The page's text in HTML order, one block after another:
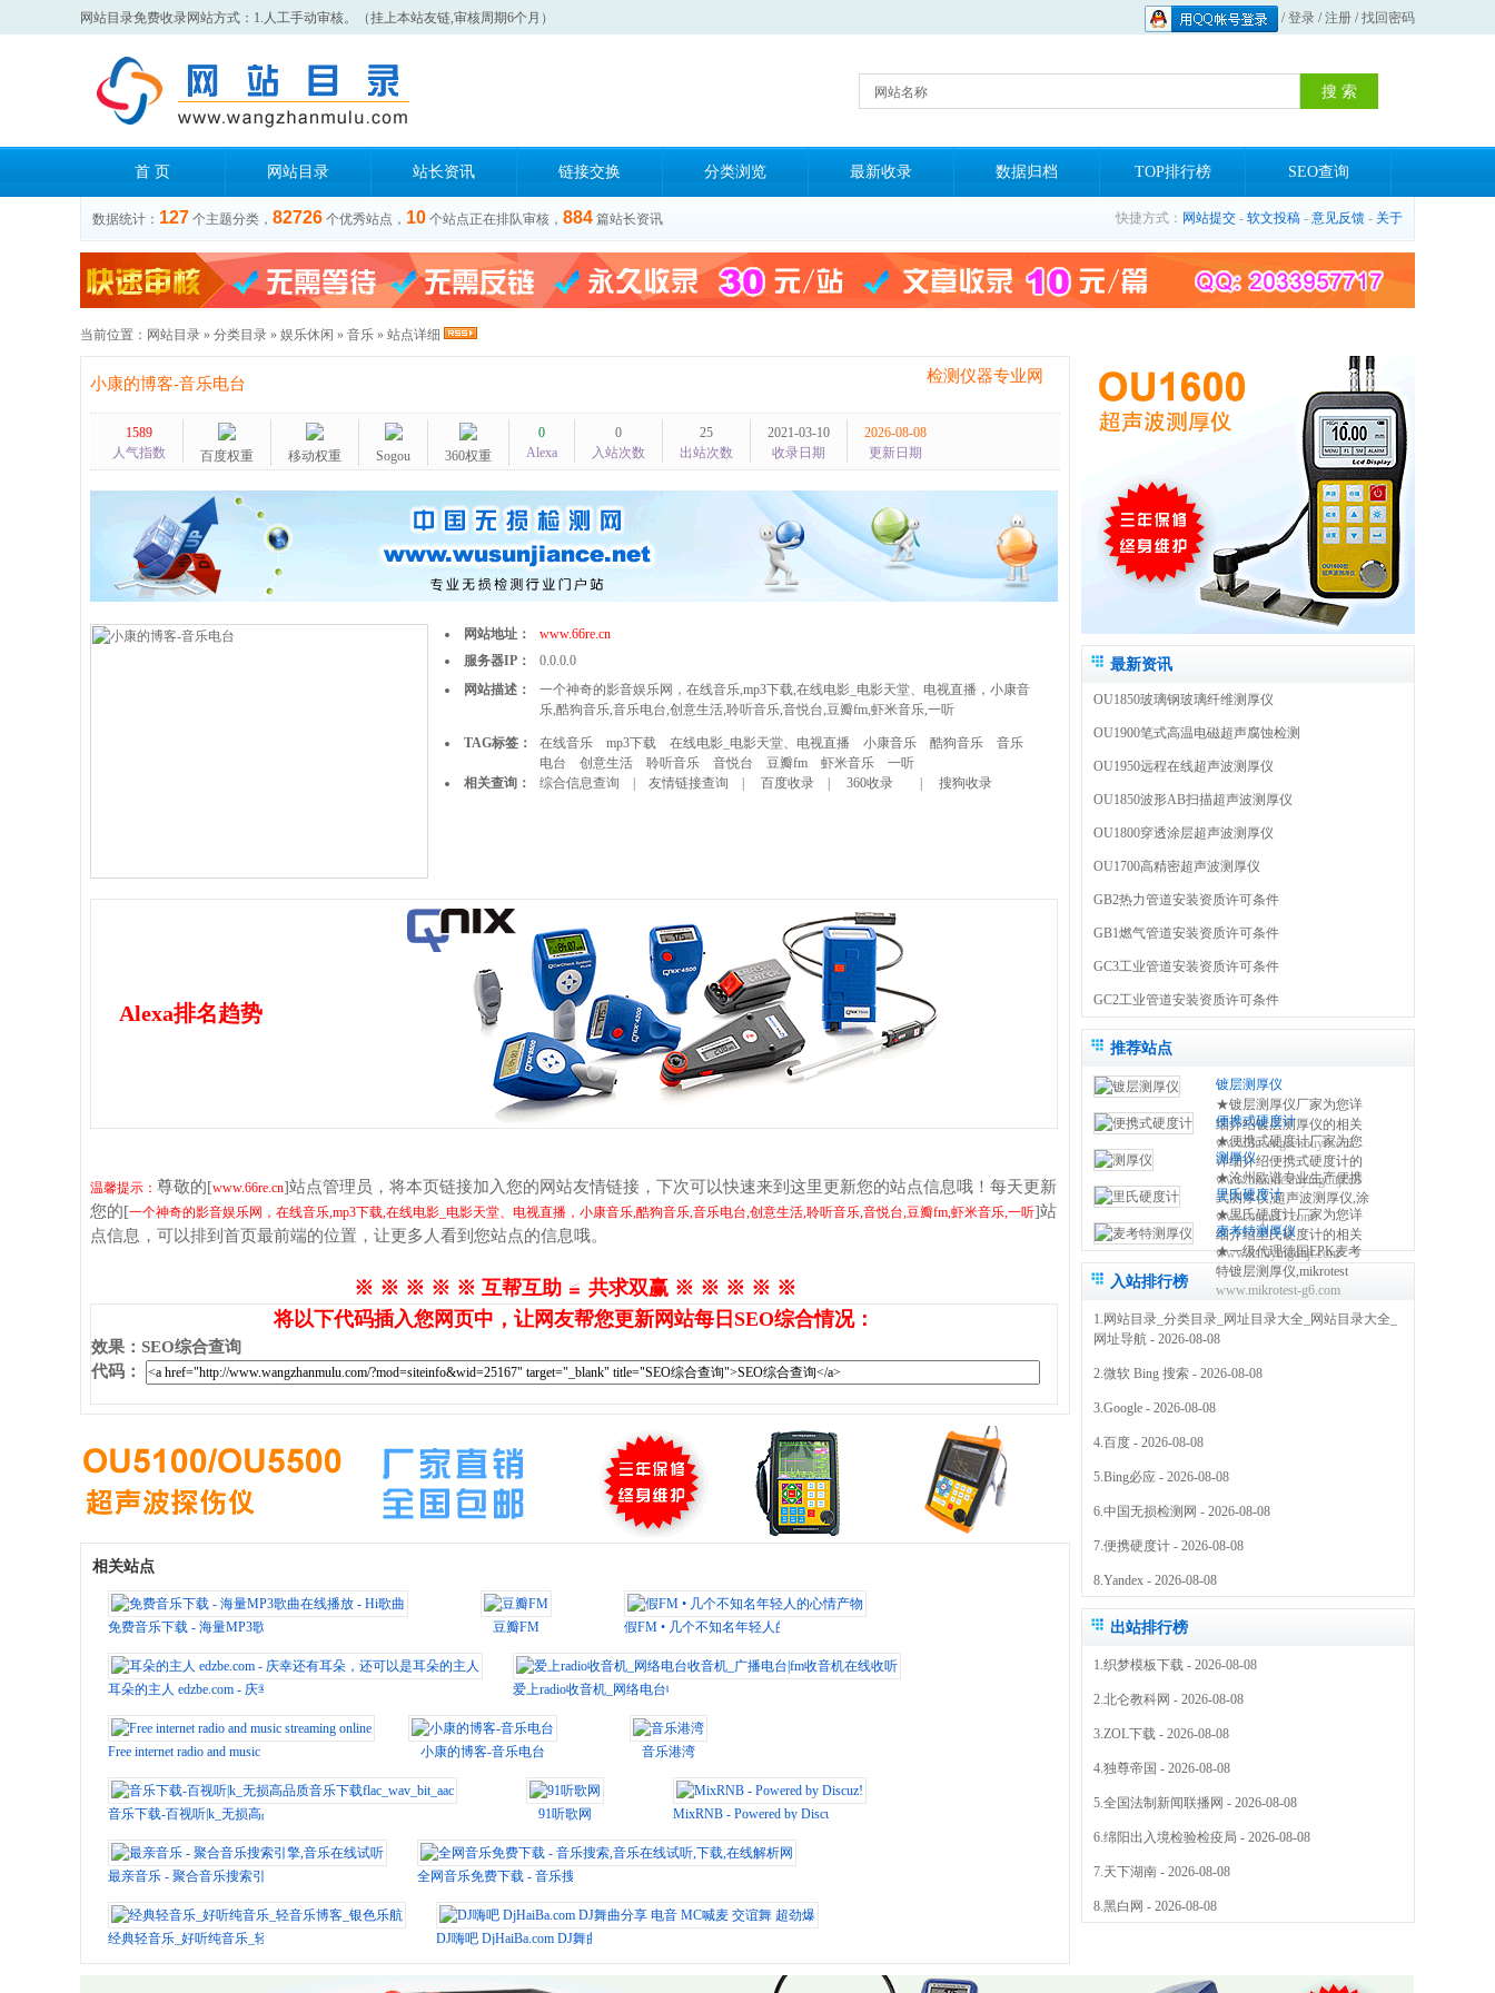
网站目录免费收录网站方式：1.人工手动审核。（挂上本站友链,审核周期6个月） /登录 /注册 /找回密码
网站名称
首 页 网站目录 站长资讯 链接交换 分类浏览 最新收录 数据归档 TOP排行榜 SEO查询
数据统计： 127 个主题分类， 82726 个优秀站点， 10 个站点正在排队审核， 884 篇站长资讯 快捷方式： 网站提交 - 软文投稿 - 意见反馈 - 关于
当前位置： 网站目录 » 分类目录 » 娱乐休闲 » 音乐 » 站点详细
检测仪器专业网
小康的博客-音乐电台
1589
人气指数
百度权重 移动权重 Sogou 360权重
0
Alexa
0
入站次数
25
出站次数
2021-03-10
收录日期
2026-08-08
更新日期
网站地址：
www.66re.cn
服务器IP：
0.0.0.0
网站描述：
一个神奇的影音娱乐网，在线音乐,mp3下载,在线电影_电影天堂、电视直播，小康音
乐,酷狗音乐,音乐电台,创意生活,聆听音乐,音悦台,豆瓣fm,虾米音乐,一听
TAG标签： 在线音乐 mp3下载 在线电影_电影天堂、电视直播 小康音乐 酷狗音乐
音乐
电台
创意生活 聆听音乐 音悦台 豆瓣fm 虾米音乐
一听
相关查询：
综合信息查询 友情链接查询 百度收录 360收录 搜狗收录
Alexa排名趋势
温馨提示： 尊敬的[www.66re.cn]站点管理员，将本页链接加入您的网站友情链接，下次可以快速来到这里更新您的站点信息哦！每天更新
您的[一个神奇的影音娱乐网，在线音乐,mp3下载,在线电影_电影天堂、电视直播，小康音乐,酷狗音乐,音乐电台,创意生活,聆听音乐,音悦台,豆瓣fm,虾米音乐,一听]站
点信息，可以排到首页最前端的位置，让更多人看到您站点的信息哦。
※ ※ ※ ※ ※ 互帮互助 ≌ 共求双赢 ※ ※ ※ ※ ※
将以下代码插入您网页中，让网友帮您更新网站每日SEO综合情况：
效果 ： SEO综合查询
代码 ：
相关站点
免费音乐下载 - 海量MP3歌曲在线播放 - Hi歌曲 豆瓣FM 假FM • 几个不知名年轻人的心情产物
耳朵的主人 edzbe.com - 庆幸还有耳朵，还可以是耳朵的主人 爱上radio收音机_网络电台收音机_广播电台|fm收音机在线收听
Free internet radio and music streaming online 小康的博客-音乐电台 音乐港湾
音乐下载-百视听|k_无损高品质音乐下载flac_wav_bit_aac 91听歌网 MixRNB - Powered by Discuz!
最亲音乐 - 聚合音乐搜索引擎,音乐在线试听 全网音乐免费下载 - 音乐搜索,音乐在线试听,下载,在线解析网
经典轻音乐_好听纯音乐_轻音乐博客_银色乐航 DJ嗨吧 DjHaiBa.com DJ舞曲分享 电音 MC喊麦 交谊舞 超劲爆
最新资讯
OU1850玻璃钢玻璃纤维测厚仪
OU1900笔式高温电磁超声腐蚀检测
OU1950远程在线超声波测厚仪
OU1850波形AB扫描超声波测厚仪
OU1800穿透涂层超声波测厚仪
OU1700高精密超声波测厚仪
GB2热力管道安装资质许可条件
GB1燃气管道安装资质许可条件
GC3工业管道安装资质许可条件
GC2工业管道安装资质许可条件
推荐站点
镀层测厚仪
★镀层测厚仪厂家为您详
细介绍镀层测厚仪的相关
知识,包括镀层测厚仪原理,
使用方法,使用注意事项,维
修保养等,使您更好的了解
和使用镀层测试仪 0317-
3038768
www.ducengcehouyi.com
便携式硬度计
★便携式硬度计厂家为您
详细介绍便携式硬度计的
相关知识,包括便携式硬度
计原理,使用方法,使用注意
事项,维修保养等,使您更好
的了解和使用便携式硬度
仪方法 0317-3038768
www.bianxieshiyingduji.com
测厚仪
★沧州欧谱专业生产便携
式测厚仪,超声波测厚仪,涂
镀层测厚仪,里氏硬度计,超
声波探伤仪,测厚仪价格,粗
糙度仪,电火花检测仪,附着
力测试仪,免费保修三年
0317-3038768
www.oupu17.com
里氏硬度计
★里氏硬度计厂家为您详
细介绍里氏硬度计的相关
知识,包括里氏硬度计原理,
使用方法,使用注意事项,维
修保养等,使您更好的了解
和使用里氏硬度测量仪
0317-3038768
www.lishiyingduji.com
麦考特测厚仪
★一级代理德国EPK麦考
特镀层测厚仪,mikrotest
g6,f6等多种型号的测厚
仪,NIFE50电镀镍测厚仪,
机械式锌层测厚仪,指针型
www.mikrotest-g6.com
入站排行榜
1. 网站目录_分类目录_网址目录大全_网站目录大全_
网址导航 - 2026-08-08
2.微软 Bing 搜索 - 2026-08-08
3.Google - 2026-08-08
4.百度 - 2026-08-08
5.Bing必应 - 2026-08-08
6.中国无损检测网 - 2026-08-08
7.便携硬度计 - 2026-08-08
8.Yandex - 2026-08-08
出站排行榜
1.织梦模板下载 - 2026-08-08
2.北仑教科网 - 2026-08-08
3.ZOL下载 - 2026-08-08
4.独尊帝国 - 2026-08-08
5.全国法制新闻联播网 - 2026-08-08
6.绵阳出入境检验检疫局 - 2026-08-08
7.天下湖南 - 2026-08-08
8.黑白网 - 2026-08-08